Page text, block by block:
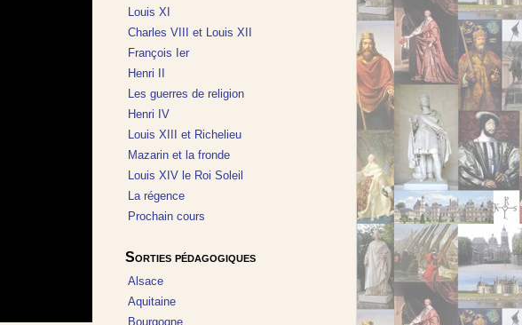
Louis XI
Charles VIII et Louis XII
François Ier
Henri II
Les guerres de religion
Henri IV
Louis XIII et Richelieu
Mazarin et la fronde
Louis XIV le Roi Soleil
La régence
Prochain cours
Sorties pédagogiques
Alsace
Aquitaine
Bourgogne